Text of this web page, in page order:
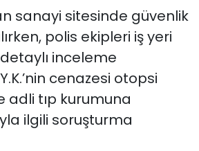
sanayi sitesinde güvenlik
polis ekipleri iş yeri
inceleme
cenazesi otopsi
adli tıp kurumuna
ilgili soruşturma